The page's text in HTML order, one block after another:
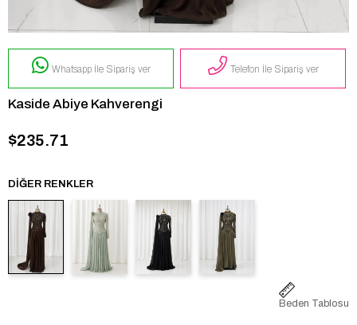
Whatsapp İle Sipariş ver Telefon İle Sipariş ver
Kaside Abiye Kahverengi
$235.71
DIĞER RENKLER
Beden Tablosu